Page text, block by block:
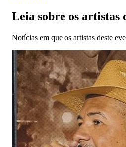
Leia sobre os artistas
Notícias em que os artistas deste